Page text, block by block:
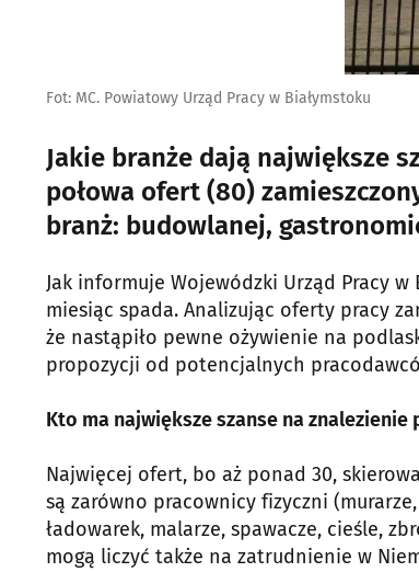
Fot: MC. Powiatowy Urząd Pracy w Białymstoku
Jakie branże dają największe
połowa ofert (80)
branż: budowlanej,
Jak informuje Wojewódzki Urząd Pracy
miesiąc spada. Analizując oferty pracy
że nastąpiło pewne ożywienie na
propozycji od potencjalnych
Kto ma największe szanse na znalezienie
Najwięcej ofert, bo aż ponad 30,
są zarówno pracownicy fizyczni
ładowarek, malarze, spawacze, cieśle,
mogą liczyć także na zatrudnienie w